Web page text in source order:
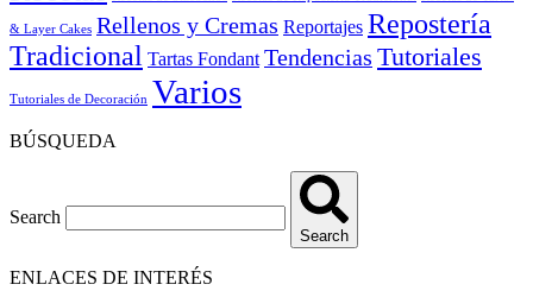
& Layer Cakes Rellenos y Cremas Reportajes Repostería
Tradicional Tartas Fondant Tendencias Tutoriales
Tutoriales de Decoración Varios
BÚSQUEDA
Search
Search
ENLACES DE INTERÉS